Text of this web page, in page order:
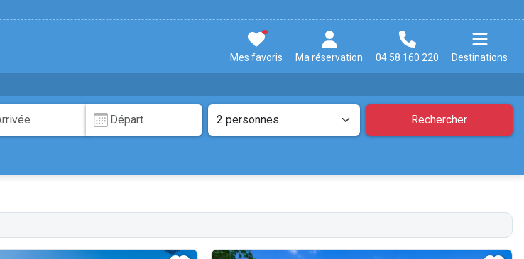
Mes favoris Ma réservation 04 58 160 220 Destinations
Rechercher